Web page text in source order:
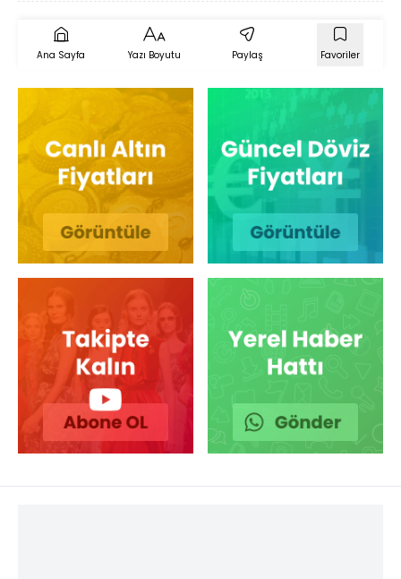
Ana Sayfa Yazı Boyutu Paylaş Favoriler